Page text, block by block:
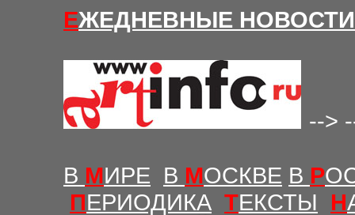
ЕЖЕДНЕВНЫЕ НОВОСТИ
-->
В МИРЕ В МОСКВЕ В Р
ПЕРИОДИКА ТЕКСТЫ Н